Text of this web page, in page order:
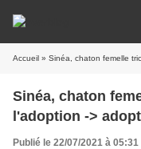
Accueil » Sinéa, chaton femelle
Sinéa, chaton
l'adoption ->
Publié le 22/07/2021 à 05:31